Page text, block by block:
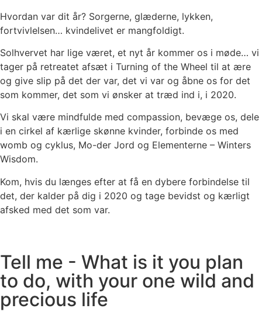
Hvordan var dit år? Sorgerne, glæderne, lykken,
fortvivlelsen… kvindelivet er mangfoldigt.
Solhvervet har lige været, et nyt år kommer os i møde… vi
tager på retreatet afsæt i Turning of the Wheel til at ære
og give slip på det der var, det vi var og åbne os for det
som kommer, det som vi ønsker at træd ind i, i 2020.
Vi skal være mindfulde med compassion, bevæge os, dele
i en cirkel af kærlige skønne kvinder, forbinde os med
womb og cyklus, Mo-der Jord og Elementerne – Winters
Wisdom.
Kom, hvis du længes efter at få en dybere forbindelse til
det, der kalder på dig i 2020 og tage bevidst og kærligt
afsked med det som var.
Tell me - What is it you plan
to do, with your one wild and
precious life